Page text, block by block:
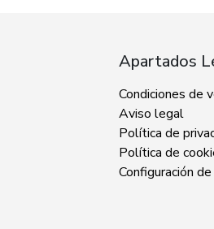
Apartados
Condiciones de
Aviso legal
Política de
Política de
Configuración